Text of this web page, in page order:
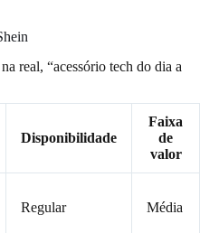
real, “acessório tech do dia a
Disponibilidade
Faixa
de
valor
Regular Média